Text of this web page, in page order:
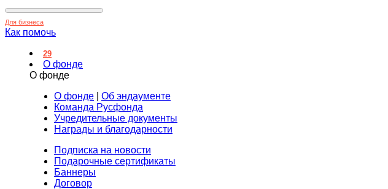
Для бизнеса
Как помочь
29
О фонде
О фонде
О фонде
Об эндаументе
Команда Русфонда
Учредительные документы
Награды и благодарности
Подписка на новости
Подарочные сертификаты
Баннеры
Договор